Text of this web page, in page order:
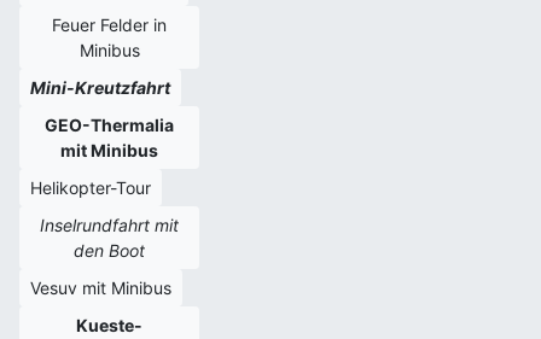
Feuer Felder in
Minibus
Mini-Kreutzfahrt
GEO-Thermalia
mit Minibus
Helikopter-Tour
Inselrundfahrt mit
den Boot
Vesuv mit Minibus
Kueste-